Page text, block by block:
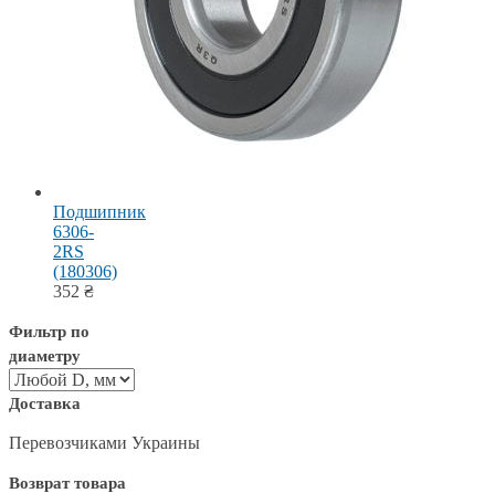
Подшипник
6306-
2RS
(180306)
352 ₴
Фильтр по
диаметру
Доставка
Перевозчиками Украины
Возврат товара